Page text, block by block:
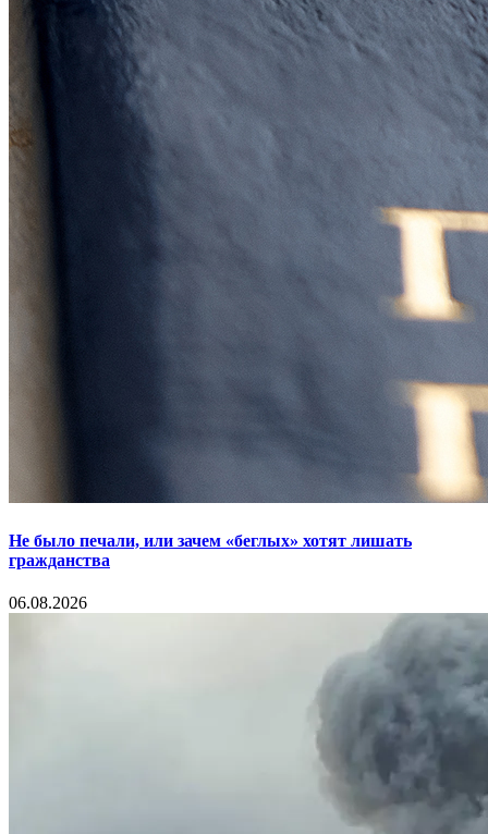
Не было печали, или зачем «беглых» хотят лишать
гражданства
06.08.2026